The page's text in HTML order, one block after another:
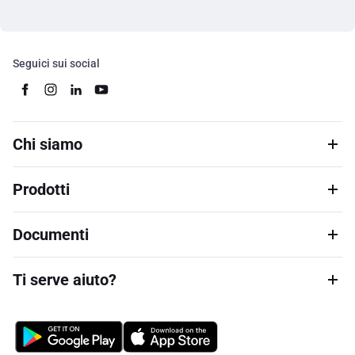
Seguici sui social
Chi siamo
Prodotti
Documenti
Ti serve aiuto?